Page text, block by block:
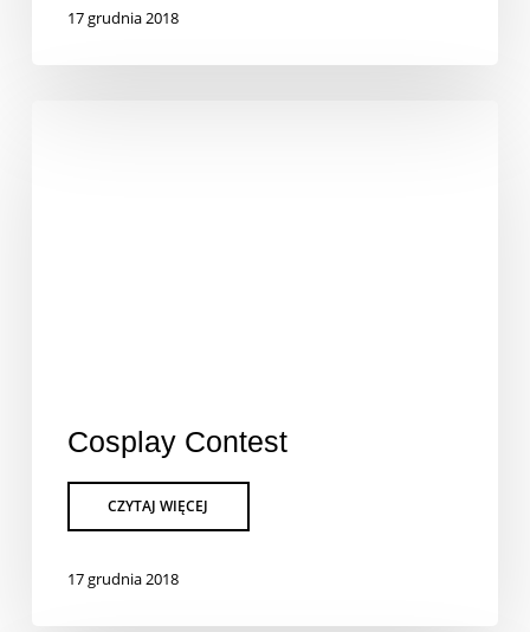
17 grudnia 2018
Cosplay Contest
17 grudnia 2018